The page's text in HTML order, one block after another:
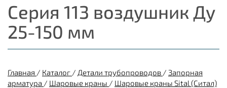
Серия 113 воздушник Ду
25-150 мм
Главная / Каталог / Детали трубопроводов / Запорная
арматура / Шаровые краны / Шаровые краны Sital (Ситал)